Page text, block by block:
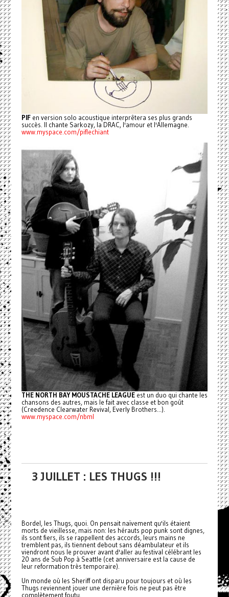
PIFen version solo acoustique interprêtera ses plus grands
succès. Il chante Sarkozy, la DRAC, l'amour et l'Allemagne.
www.myspace.com/piflechiant
THE NORTH BAY MOUSTACHE LEAGUEest un duo qui chante les
chansons des autres, mais le fait avec classe et bon goût
(Creedence Clearwater Revival, Everly Brothers...).
www.myspace.com/nbml
3 JUILLET : LES THUGS !!!
Bordel, les Thugs, quoi. On pensait naïvement qu'ils étaient
morts de vieillesse, mais non: les hérauts pop punk sont dignes,
ils sont fiers, ils se rappellent des accords, leurs mains ne
tremblent pas, ils tiennent debout sans déambulateur et ils
viendront nous le prouver avant d'aller au festival célébrant les
20 ans de Sub Pop à Seattle (cet anniversaire est la cause de
leur reformation très temporaire).
Un monde où les Sheriff ont disparu pour toujours et où les
Thugs reviennent jouer une dernière fois ne peut pas être
complètement foutu.